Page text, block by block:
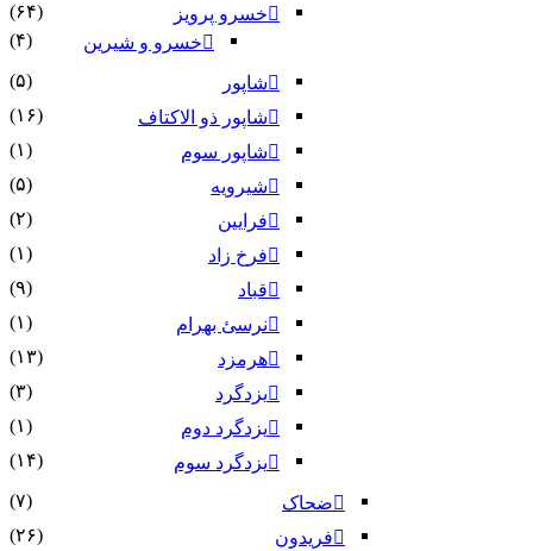
خسرو پرویز
(۶۴)
خسرو و شیرین
(۴)
شاپور
(۵)
شاپور ذو الاکتاف
(۱۶)
شاپور سوم‏
(۱)
شیرویه
(۵)
فرایین
(۲)
فرخ زاد
(۱)
قباد
(۹)
نرسئ بهرام‏
(۱)
هرمزد
(۱۳)
یزدگرد
(۳)
یزدگرد دوم
(۱)
یزدگرد سوم
(۱۴)
ضحاک
(۷)
فریدون
(۲۶)